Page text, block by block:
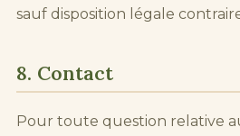
sauf disposition légale
8. Contact
Pour toute question relative